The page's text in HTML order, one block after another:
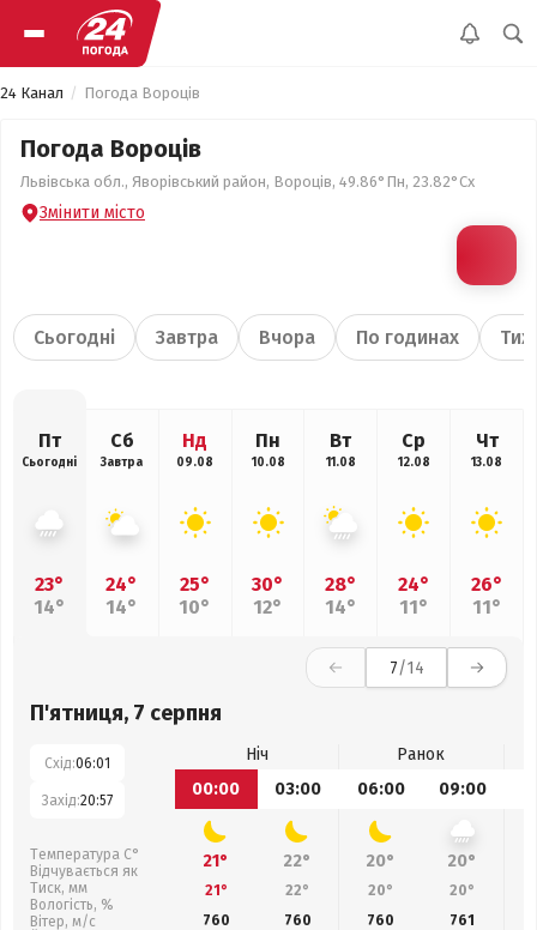
24 Канал Погода Вороців
Погода Вороців
Львівська обл., Яворівський район, Вороців, 49.86°Пн, 23.82°Сх
Змінити місто
Сьогодні Завтра Вчора По годинах
Пт
Сьогодні
23°
14°
Сб
Завтра
24°
14°
Нд
09.08
25°
10°
Пн
10.08
30°
12°
Вт
11.08
28°
14°
Ср
12.08
24°
11°
Чт
13.08
26°
11°
7/14
П'ятниця, 7 серпня
Схід:06:01
Захід:20:57
Температура С°
Відчувається як
Тиск, мм
Вологість, %
Вітер, м/с
Ніч
Ранок
00:00
03:00 06:00 09:00
21° 22° 20° 20°
21° 22° 20° 20°
760
760 760 761